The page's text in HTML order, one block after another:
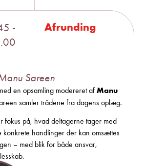
-
Afrunding
Sareen
en opsamling modereret af Manu
samler trådene fra dagens oplæg.
fokus på, hvad deltagerne tager med
konkrete handlinger der kan omsættes
– med blik for både ansvar,